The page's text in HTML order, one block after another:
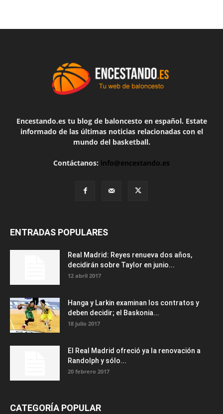
Encestando.es tu blog de baloncesto en español. Estate
informado de las últimas noticias relacionadas con el
mundo del basketball.
Contáctanos: info@encestando.es
ENTRADAS POPULARES
Real Madrid: Reyes renueva dos años,
decidirán sobre Taylor en junio...
12 abril 2017
Hanga y Larkin examinan los contratos y
deben decidir; el Baskonia...
18 julio 2017
El Real Madrid ofreció ya la renovación a
Randolph y sólo...
20 febrero 2017
CATEGORÍA POPULAR